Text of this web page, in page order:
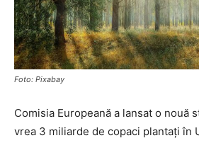
Foto: Pixabay
Comisia Europeană a lansat o nouă
vrea 3 miliarde de copaci plantați în